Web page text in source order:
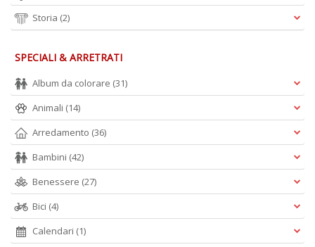
Storia (2)
SPECIALI & ARRETRATI
Album da colorare (31)
Animali (14)
Arredamento (36)
Bambini (42)
Benessere (27)
Bici (4)
Calendari (1)